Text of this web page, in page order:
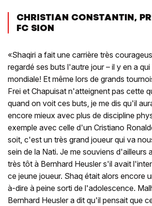
CHRISTIAN CONSTANTIN,
FC SION
«Shaqiri a fait une carrière très
regardé ses buts l'autre jour – il y en a
mondiale! Et même lors de grands
Frei et Chapuisat n'atteignent pas cette
quand on voit ces buts, je me dis qu'il
encore mieux avec plus de discipline
exemple avec celle d'un Cristiano
soit, c'est un très grand joueur qui va
sein de la Nati. Je me souviens d'ailleurs
très tôt à Bernhard Heusler s'il avait
ce jeune joueur. Shaq était alors encore
à-dire à peine sorti de l'adolescence.
Bernhard Heusler a dit qu'il pensait que